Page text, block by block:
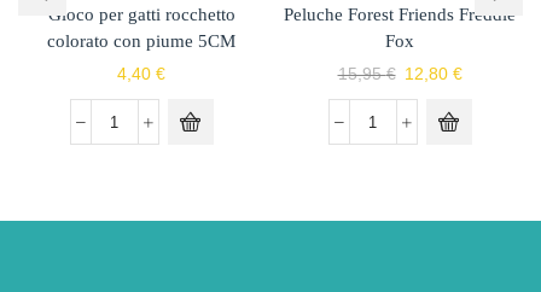
Gioco per gatti rocchetto
colorato con piume 5CM
4,40 €
Peluche Forest Friends Freddie
Fox
15,95€ 12,80 €